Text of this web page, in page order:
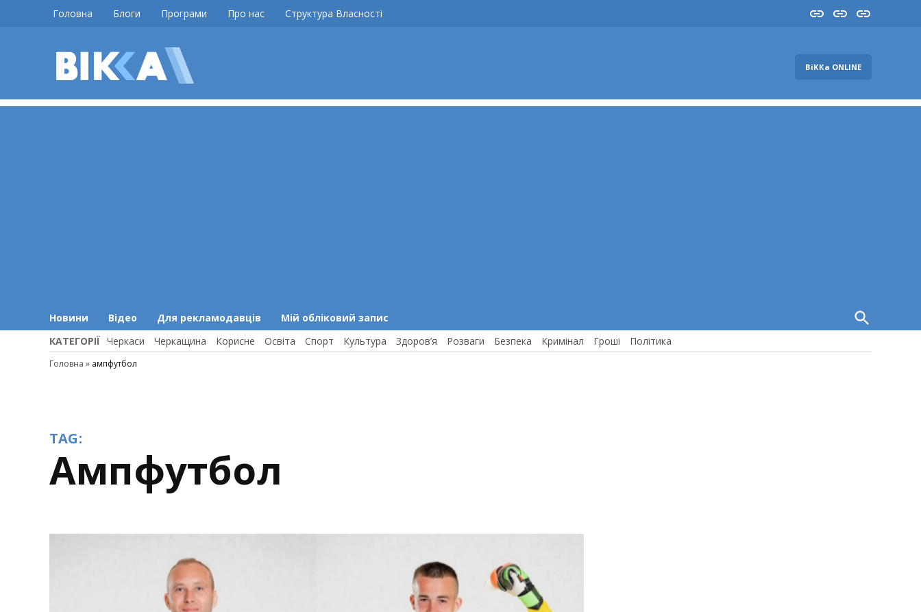
Головна Блоги Програми Про нас Структура Власності InstaYouTube
FB
ВіККа ONLINE
Новини Відео Для рекламодавців Мій обліковий запис
Open
Search
КАТЕГОРІЇ Черкаси Черкащина Корисне Освіта Спорт Культура Здоров’я Розваги Безпека Кримінал Гроші Політика
Головна » ампфутбол
TAG:
ампфутбол